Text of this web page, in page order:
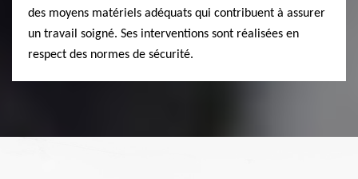
des moyens matériels adéquats qui contribuent à assurer
un travail soigné. Ses interventions sont réalisées en
respect des normes de sécurité.